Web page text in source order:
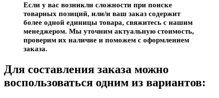
Если у вас возникли сложности при поиске
товарных позиций, или/и ваш заказ содержит
более одной единицы товара, свяжитесь с нашим
менеджером. Мы уточним актуальную стоимость,
проверим их наличие и поможем с оформлением
заказа.
Для составления заказа можно
воспользоваться одним из вариантов: